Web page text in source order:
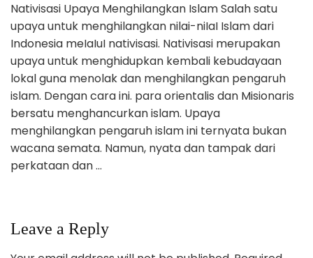
Nativisasi Upaya Menghilangkan Islam Salah satu
upaya untuk menghilangkan nilai-niIaI Islam dari
Indonesia meIaIuI nativisasi. Nativisasi merupakan
upaya untuk menghidupkan kembali kebudayaan
lokal guna menolak dan menghilangkan pengaruh
islam. Dengan cara ini. para orientalis dan Misionaris
bersatu menghancurkan islam. Upaya
menghilangkan pengaruh islam ini ternyata bukan
wacana semata. Namun, nyata dan tampak dari
perkataan dan …
Leave a Reply